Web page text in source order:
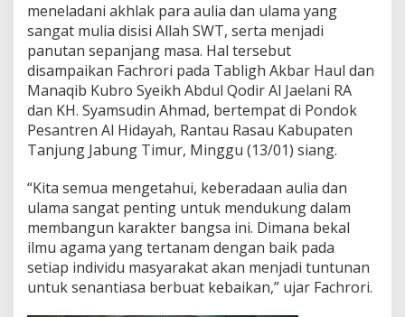
a
k
M
e
n
g
h
a
r
a
i
A
k
h
l
a
k
meneladani akhlak para aulia dan ulama yang
sangat mulia disisi Allah SWT, serta menjadi
panutan sepanjang masa. Hal tersebut
disampaikan Fachrori pada Tabligh Akbar Haul dan
Manaqib Kubro Syeikh Abdul Qodir Al Jaelani RA
dan KH. Syamsudin Ahmad, bertempat di Pondok
Pesantren Al Hidayah, Rantau Rasau Kabupaten
Tanjung Jabung Timur, Minggu (13/01) siang.
“Kita semua mengetahui, keberadaan aulia dan
ulama sangat penting untuk mendukung dalam
membangun karakter bangsa ini. Dimana bekal
ilmu agama yang tertanam dengan baik pada
setiap individu masyarakat akan menjadi tuntunan
untuk senantiasa berbuat kebaikan,” ujar Fachrori.